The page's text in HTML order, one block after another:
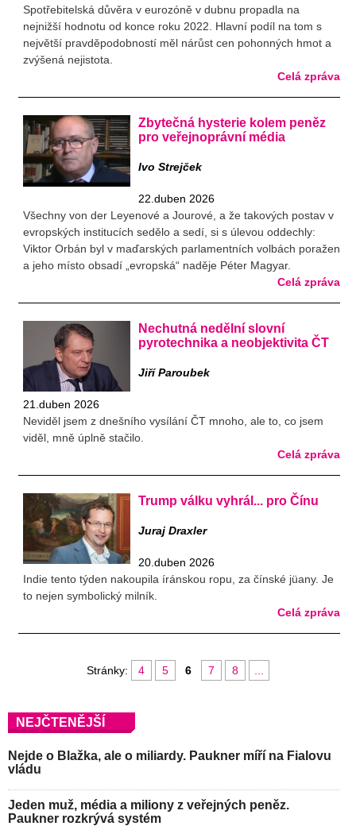
Spotřebitelská důvěra v eurozóně v dubnu propadla na
nejnižší hodnotu od konce roku 2022. Hlavní podíl na tom s
největší pravděpodobností měl nárůst cen pohonných hmot a
zvýšená nejistota.
Celá zpráva
Zbytečná hysterie kolem peněz
pro veřejnoprávní média
Ivo Strejček
22.duben 2026
Všechny von der Leyenové a Jourové, a že takových postav v
evropských institucích sedělo a sedí, si s úlevou oddechly:
Viktor Orbán byl v maďarských parlamentních volbách poražen
a jeho místo obsadí „evropská“ naděje Péter Magyar.
Celá zpráva
Nechutná nedělní slovní
pyrotechnika a neobjektivita ČT
Jiří Paroubek
21.duben 2026
Neviděl jsem z dnešního vysílání ČT mnoho, ale to, co jsem
viděl, mně úplně stačilo.
Celá zpráva
Trump válku vyhrál... pro Čínu
Juraj Draxler
20.duben 2026
Indie tento týden nakoupila íránskou ropu, za čínské jüany. Je
to nejen symbolický milník.
Celá zpráva
Stránky: 4 5 6 7 8
NEJČTENĚJŠÍ
Nejde o Blažka, ale o miliardy. Paukner míří na Fialovu
vládu
Jeden muž, média a miliony z veřejných peněz.
Paukner rozkrývá systém